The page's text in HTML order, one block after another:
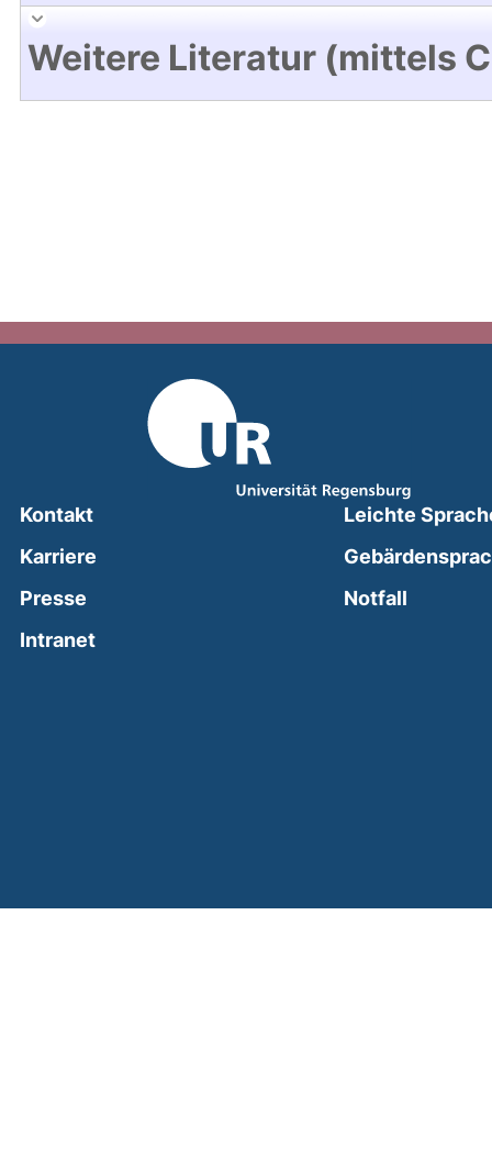
Weitere Literatur (mittels
Kontakt
Karriere
Presse
Intranet(external link, opens in a new window)
Leichte
Notfall